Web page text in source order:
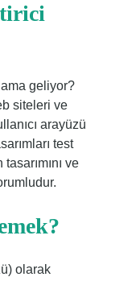
geliyor?
siteleri ve
arayüzü
test
ve
olarak